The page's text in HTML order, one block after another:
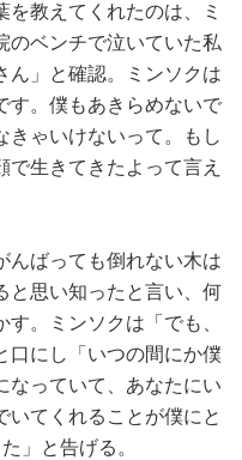
を教えてくれたのは、ミ
のベンチで泣いていた私
ん」と確認。ミンソクは
す。僕もあきらめないで
きゃいけないって。もし
で生きてきたよって言え
ばっても倒れない木は
と思い知ったと言い、何
。ミンソクは「でも、
口にし「いつの間にか僕
なっていて、あなたにい
いてくれることが僕にと
」と告げる。